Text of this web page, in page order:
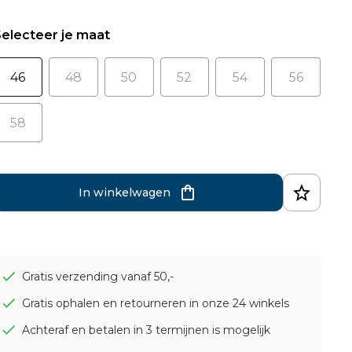
je maat
46 48 50 52 54 56
58
In winkelwagen
Gratis verzending vanaf 50,-
Gratis ophalen en retourneren in onze 24 winkels
Achteraf en betalen in 3 termijnen is mogelijk